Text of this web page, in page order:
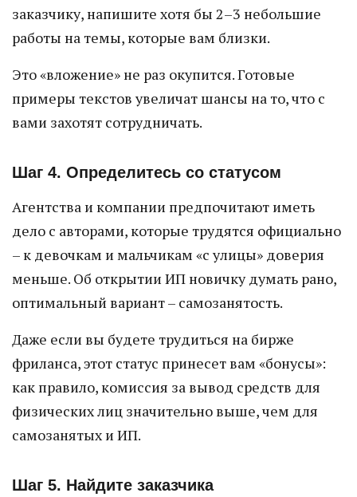
заказчику, напишите хотя бы 2–3 небольшие
работы на темы, которые вам близки.
Это «вложение» не раз окупится. Готовые
примеры текстов увеличат шансы на то, что с
вами захотят сотрудничать.
Шаг 4. Определитесь со статусом
Агентства и компании предпочитают иметь
дело с авторами, которые трудятся официально
– к девочкам и мальчикам «с улицы» доверия
меньше. Об открытии ИП новичку думать рано,
оптимальный вариант – самозанятость.
Даже если вы будете трудиться на бирже
фриланса, этот статус принесет вам «бонусы»:
как правило, комиссия за вывод средств для
физических лиц значительно выше, чем для
самозанятых и ИП.
Шаг 5. Найдите заказчика